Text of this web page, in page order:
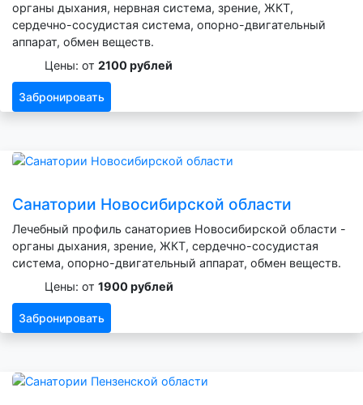
органы дыхания, нервная система, зрение, ЖКТ,
сердечно-сосудистая система, опорно-двигательный
аппарат, обмен веществ.
Цены: от 2100 рублей
Забронировать
Санатории Новосибирской области
Лечебный профиль санаториев Новосибирской области -
органы дыхания, зрение, ЖКТ, сердечно-сосудистая
система, опорно-двигательный аппарат, обмен веществ.
Цены: от 1900 рублей
Забронировать